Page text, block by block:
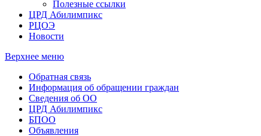
Полезные ссылки
ЦРД Абилимпикс
РЦОЭ
Новости
Верхнее меню
Обратная связь
Информация об обращении граждан
Сведения об ОО
ЦРД Абилимпикс
БПОО
Объявления